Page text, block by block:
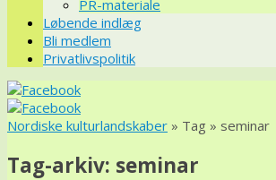
PR-materiale
Løbende indlæg
Bli medlem
Privatlivspolitik
Nordiske kulturlandskaber » Tag » seminar
Tag-arkiv: seminar